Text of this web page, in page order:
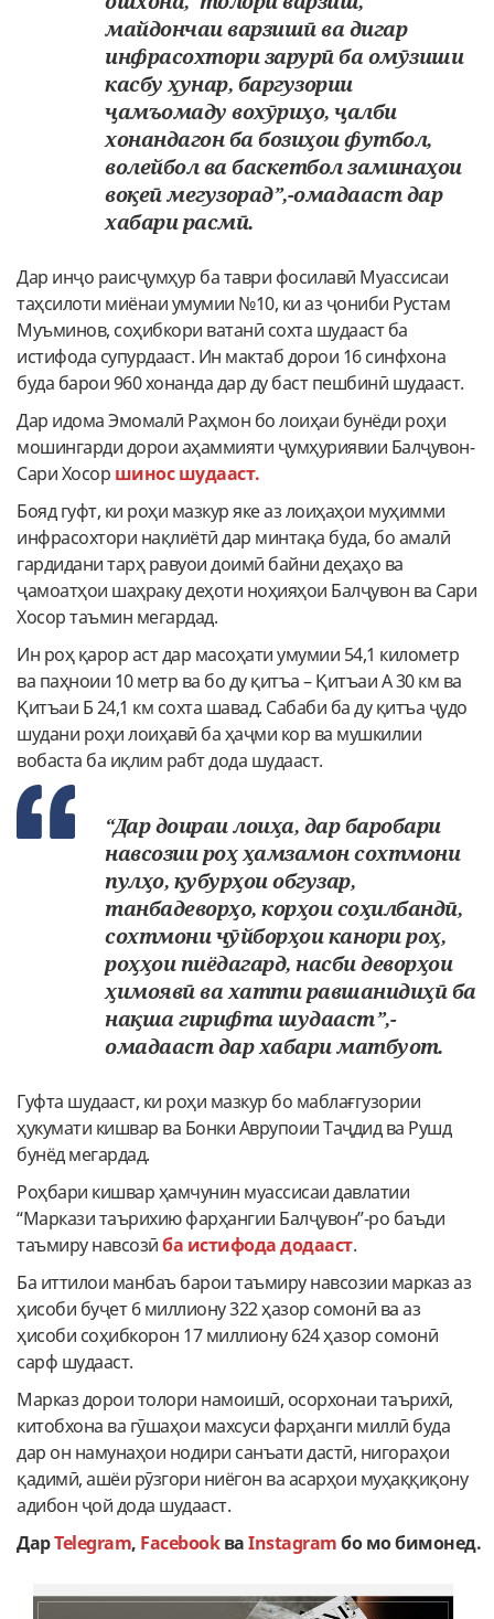
майдончаи варзишӣ ва дигар
инфрасохтори зарурӣ ба омӯзиши
касбу ҳунар, баргузории
ҷамъомаду вохӯриҳо, ҷалби
хонандагон ба бозиҳои футбол,
волейбол ва баскетбол заминаҳои
воқеӣ мегузорад”,-омадааст дар
хабари расмӣ.
Дар инҷо раисҷумҳур ба таври фосилавӣ Муассисаи
таҳсилоти миёнаи умумии №10, ки аз ҷониби Рустам
Муъминов, соҳибкори ватанӣ сохта шудааст ба
истифода супурдааст. Ин мактаб дорои 16 синфхона
буда барои 960 хонанда дар ду баст пешбинӣ шудааст.
Дар идома Эмомалӣ Раҳмон бо лоиҳаи бунёди роҳи
мошингарди дорои аҳаммияти ҷумҳуриявии Балҷувон-
Сари Хосор шинос шудааст.
Бояд гуфт, ки роҳи мазкур яке аз лоиҳаҳои муҳимми
инфрасохтори нақлиётӣ дар минтақа буда, бо амалӣ
гардидани тарҳ равуои доимӣ байни деҳаҳо ва
ҷамоатҳои шаҳраку деҳоти ноҳияҳои Балҷувон ва Сари
Хосор таъмин мегардад.
Ин роҳ қарор аст дар масоҳати умумии 54,1 километр
ва паҳноии 10 метр ва бо ду қитъа – Қитъаи А 30 км ва
Қитъаи Б 24,1 км сохта шавад. Сабаби ба ду қитъа ҷудо
шудани роҳи лоиҳавӣ ба ҳаҷми кор ва мушкилии
вобаста ба иқлим рабт дода шудааст.
“Дар доираи лоиҳа, дар баробари
навсозии роҳ ҳамзамон сохтмони
пулҳо, қубурҳои обгузар,
танбадеворҳо, корҳои соҳилбандӣ,
сохтмони ҷӯйборҳои канори роҳ,
роҳҳои пиёдагард, насби деворҳои
ҳимоявӣ ва хатти равшанидиҳӣ ба
нақша гирифта шудааст”,-
омадааст дар хабари матбуот.
Гуфта шудааст, ки роҳи мазкур бо маблағгузории
ҳукумати кишвар ва Бонки Аврупоии Таҷдид ва Рушд
бунёд мегардад.
Роҳбари кишвар ҳамчунин муассисаи давлатии
“Маркази таърихию фарҳангии Балҷувон”-ро баъди
таъмиру навсозӣба истифода додааст.
Ба иттилои манбаъ барои таъмиру навсозии марказ аз
ҳисоби буҷет 6 миллиону 322 ҳазор сомонӣ ва аз
ҳисоби соҳибкорон 17 миллиону 624 ҳазор сомонӣ
сарф шудааст.
Марказ дорои толори намоишӣ, осорхонаи таърихӣ,
китобхона ва гӯшаҳои махсуси фарҳанги миллӣ буда
дар он намунаҳои нодири санъати дастӣ, нигораҳои
қадимӣ, ашёи рӯзгори ниёгон ва асарҳои муҳаққиқону
адибон ҷой дода шудааст.
ДарTelegram, FacebookваInstagramбо мо бимонед.